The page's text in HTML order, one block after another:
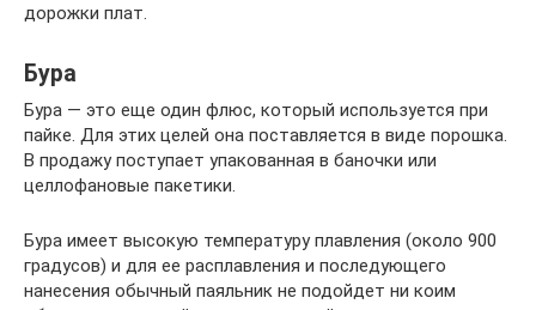
дорожки плат.
Бура
Бура — это еще один флюс, который используется при
пайке. Для этих целей она поставляется в виде порошка.
В продажу поступает упакованная в баночки или
целлофановые пакетики.
Бура имеет высокую температуру плавления (около 900
градусов) и для ее расплавления и последующего
нанесения обычный паяльник не подойдет ни коим